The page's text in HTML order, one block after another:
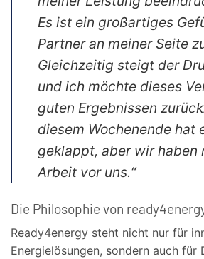
Es ist ein großartiges
Partner an meiner Seite
Gleichzeitig steigt der
und ich möchte dieses
guten Ergebnissen
diesem Wochenende hat
geklappt, aber wir haben
Arbeit vor uns.“
Die Philosophie von
Ready4energy steht nicht nur für
Energielösungen, sondern auch für